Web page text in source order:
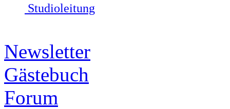
Studioleitung
Newsletter
Gästebuch
Forum